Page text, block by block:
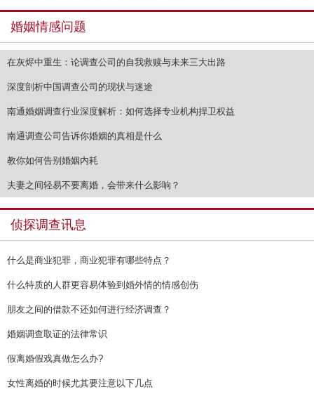
婚姻情感问题
在灰烬中重生：论调查公司的自我救赎与未来三大出路
深度剖析中国调查公司的现状与迷途
南通婚姻调查行业深度解析：如何选择专业机构捍卫权益
南通调查公司告诉你婚姻的真相是什么
教你如何告别婚姻内耗
夫妻之间轻易不要离婚，会带来什么影响？
侦探调查讯息
什么是商业犯罪，商业犯罪有哪些特点？
什么特质的人群更容易体验到婚外情的情感创伤
朋友之间的借款不还如何进行经济调查？
婚姻调查取证的法律常识
假离婚假戏真做怎么办?
女性离婚的时候尤其要注意以下几点